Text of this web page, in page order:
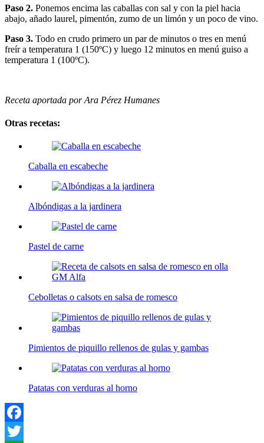
Paso 2. Ponemos encima las caballas con sal y con la piel hacia
abajo, añado laurel, pimentón, zumo de un limón y un poco de vino.
Paso 3. Todo en crudo primero un par de minutos o tres en menú
freír a temperatura 1 (150ºC) y luego 12 minutos en menú guiso a
temperatura 1 (100ºC).
Receta aportada por Ara Pérez Humanes
Otras recetas:
Caballa en escabeche
Albóndigas a la jardinera
Pastel de carne
Cebolletas o calsots en salsa de romesco
Pimientos de piquillo rellenos de gulas y gambas
Patatas con verduras al horno
Facebook